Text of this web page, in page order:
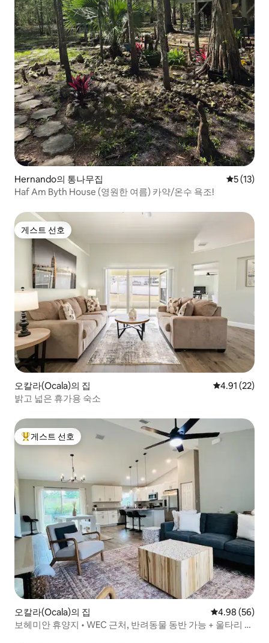
Hernando의 통나무집 평점 5점
5 (13)
Haf Am Byth House (영원한 여름) 카약/온수 욕조!
게스트 선호
게스트 선호
오칼라(Ocala)의 집 평점 4.91점
4.91 (22)
밝고 넓은 휴가용 숙소
상위 게스트 선호
게스트 선호
오칼라(Ocala)의 집 평점 4.98점(5
4.98 (56)
보헤미안 휴양지 • WEC 근처, 반려동물 동반 가능 + 울타리 마